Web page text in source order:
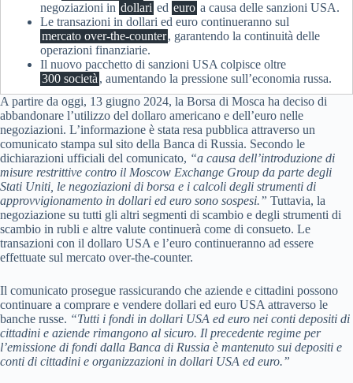
negoziazioni in dollari ed euro a causa delle sanzioni USA.
Le transazioni in dollari ed euro continueranno sul
mercato over-the-counter, garantendo la continuità delle
operazioni finanziarie.
Il nuovo pacchetto di sanzioni USA colpisce oltre
300 società , aumentando la pressione sull’economia russa.
A partire da oggi, 13 giugno 2024, la Borsa di Mosca ha deciso di
abbandonare l’utilizzo del dollaro americano e dell’euro nelle
negoziazioni. L’informazione è stata resa pubblica attraverso un
comunicato stampa sul sito della Banca di Russia. Secondo le
dichiarazioni ufficiali del comunicato, “a causa dell’introduzione di
misure restrittive contro il Moscow Exchange Group da parte degli
Stati Uniti, le negoziazioni di borsa e i calcoli degli strumenti di
approvvigionamento in dollari ed euro sono sospesi.” Tuttavia, la
negoziazione su tutti gli altri segmenti di scambio e degli strumenti di
scambio in rubli e altre valute continuerà come di consueto. Le
transazioni con il dollaro USA e l’euro continueranno ad essere
effettuate sul mercato over-the-counter.
Il comunicato prosegue rassicurando che aziende e cittadini possono
continuare a comprare e vendere dollari ed euro USA attraverso le
banche russe. “Tutti i fondi in dollari USA ed euro nei conti depositi di
cittadini e aziende rimangono al sicuro. Il precedente regime per
l’emissione di fondi dalla Banca di Russia è mantenuto sui depositi e
conti di cittadini e organizzazioni in dollari USA ed euro.”